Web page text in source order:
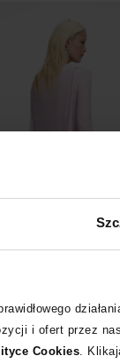
i ofert przez
Cookies .